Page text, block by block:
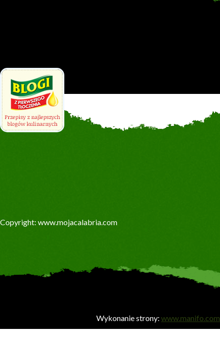
Copyright: www.mojacalabria.com
Wykonanie strony: www.manifo.com